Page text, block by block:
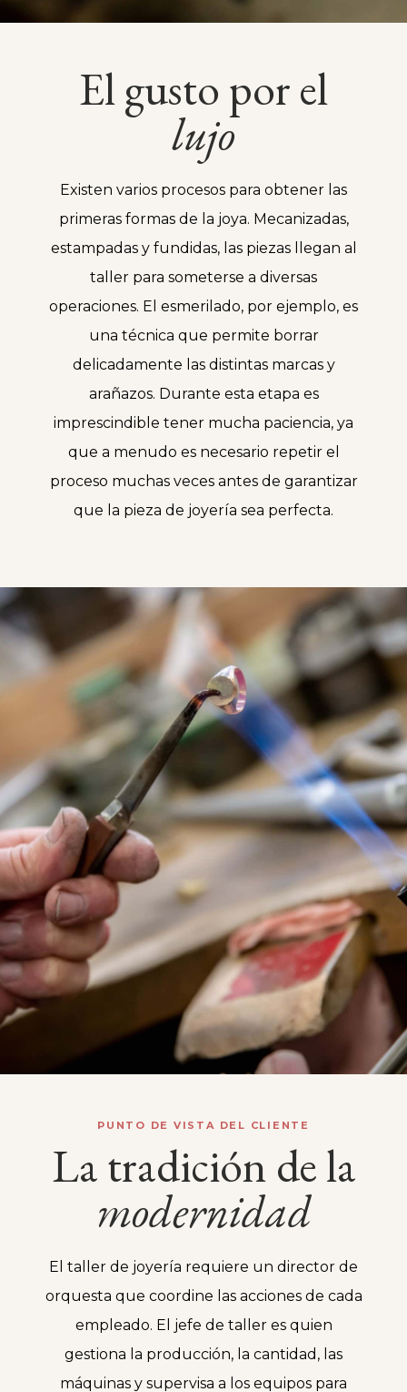
El gusto por el
lujo
Existen varios procesos para obtener las
primeras formas de la joya. Mecanizadas,
estampadas y fundidas, las piezas llegan al
taller para someterse a diversas
operaciones. El esmerilado, por ejemplo, es
una técnica que permite borrar
delicadamente las distintas marcas y
arañazos. Durante esta etapa es
imprescindible tener mucha paciencia, ya
que a menudo es necesario repetir el
proceso muchas veces antes de garantizar
que la pieza de joyería sea perfecta.
PUNTO DE VISTA DEL CLIENTE
La tradición de la
modernidad
El taller de joyería requiere un director de
orquesta que coordine las acciones de cada
empleado. El jefe de taller es quien
gestiona la producción, la cantidad, las
máquinas y supervisa a los equipos para